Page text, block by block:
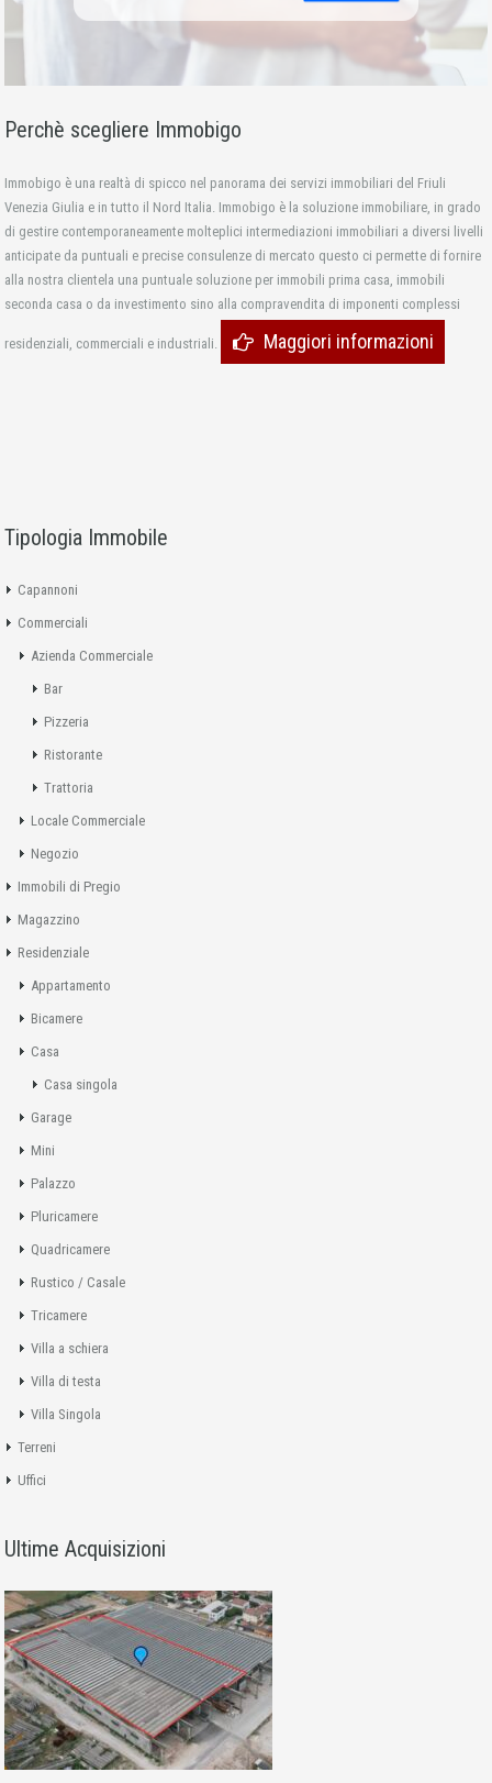
Perchè scegliere Immobigo
Immobigo è una realtà di spicco nel panorama dei servizi immobiliari del Friuli
Venezia Giulia e in tutto il Nord Italia. Immobigo è la soluzione immobiliare, in grado
di gestire contemporaneamente molteplici intermediazioni immobiliari a diversi livelli
anticipate da puntuali e precise consulenze di mercato questo ci permette di fornire
alla nostra clientela una puntuale soluzione per immobili prima casa, immobili
seconda casa o da investimento sino alla compravendita di imponenti complessi
residenziali, commerciali e industriali. Maggiori informazioni
Tipologia Immobile
Capannoni
Commerciali
Azienda Commerciale
Bar
Pizzeria
Ristorante
Trattoria
Locale Commerciale
Negozio
Immobili di Pregio
Magazzino
Residenziale
Appartamento
Bicamere
Casa
Casa singola
Garage
Mini
Palazzo
Pluricamere
Quadricamere
Rustico / Casale
Tricamere
Villa a schiera
Villa di testa
Villa Singola
Terreni
Uffici
Ultime Acquisizioni